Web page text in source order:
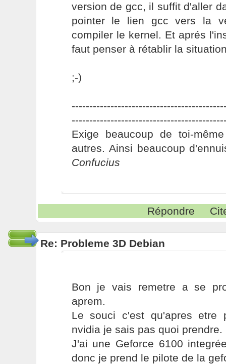
version de gcc, il suffit d'aller
pointer le lien gcc vers la
compiler le kernel. Et aprés
faut penser à rétablir la
;-)
Exige beaucoup de toi-
autres. Ainsi beaucoup
Confucius
Répondre
Re: Probleme 3D Debian
Bon je vais remetre a se
aprem.
Le souci c'est qu'apres etre
nvidia je sais pas quoi prendre.
J'ai une Geforce 6100
donc je prend le pilote de la